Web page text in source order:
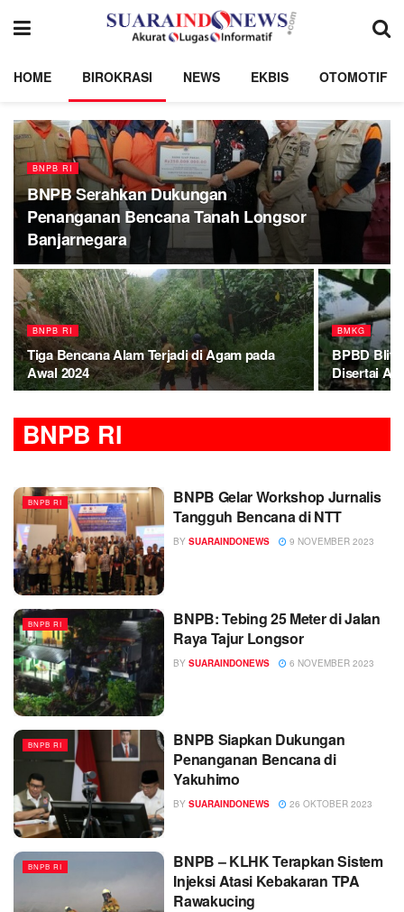
HOME BIROKRASI NEWS EKBIS OTOMOTIF
BNPB RI
BNPB Serahkan Dukungan
Penanganan Bencana Tanah Longsor
Banjarnegara
BNPB RI
Tiga Bencana Alam Terjadi di Agam pada
Awal 2024
BMKG
BPBD
Disertai
BNPB RI
BNPB RI
BNPB Gelar Workshop Jurnalis
Tangguh Bencana di NTT
BY SUARAINDONEWS 9 NOVEMBER 2023
BNPB RI
BNPB: Tebing 25 Meter di Jalan
Raya Tajur Longsor
BY SUARAINDONEWS 6 NOVEMBER 2023
BNPB RI
BNPB Siapkan Dukungan
Penanganan Bencana di
Yakuhimo
BY SUARAINDONEWS 26 OKTOBER 2023
BNPB RI
BNPB – KLHK Terapkan Sistem
Injeksi Atasi Kebakaran TPA
Rawakucing